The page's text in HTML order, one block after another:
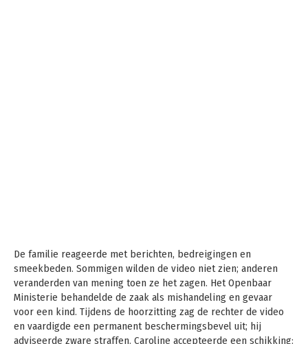
De familie reageerde met berichten, bedreigingen en
smeekbeden. Sommigen wilden de video niet zien; anderen
veranderden van mening toen ze het zagen. Het Openbaar
Ministerie behandelde de zaak als mishandeling en gevaar
voor een kind. Tijdens de hoorzitting zag de rechter de video
en vaardigde een permanent beschermingsbevel uit; hij
adviseerde zware straffen. Caroline accepteerde een schikking: